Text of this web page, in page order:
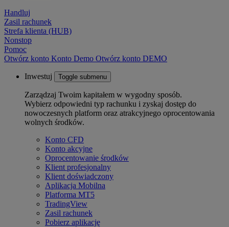
Handluj
Zasil rachunek
Strefa klienta (HUB)
Nonstop
Pomoc
Otwórz konto Konto Demo Otwórz konto DEMO
Inwestuj Toggle submenu
Zarządzaj Twoim kapitałem w wygodny sposób.
Wybierz odpowiedni typ rachunku i zyskaj dostęp do
nowoczesnych platform oraz atrakcyjnego oprocentowania
wolnych środków.
Konto CFD
Konto akcyjne
Oprocentowanie środków
Klient profesjonalny
Klient doświadczony
Aplikacja Mobilna
Platforma MT5
TradingView
Zasil rachunek
Pobierz aplikację